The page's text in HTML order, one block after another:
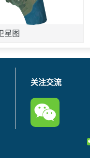
星图
关注交流